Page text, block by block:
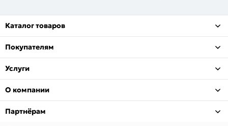
Каталог товаров
Покупателям
Услуги
О компании
Партнёрам